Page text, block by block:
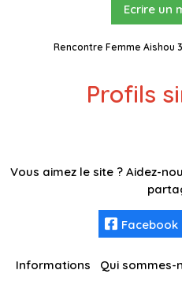
Ecrire un
Rencontre Femme Aishou
Profils
Vous aimez le site ? Aidez-
Facebook
Informations Qui sommes-